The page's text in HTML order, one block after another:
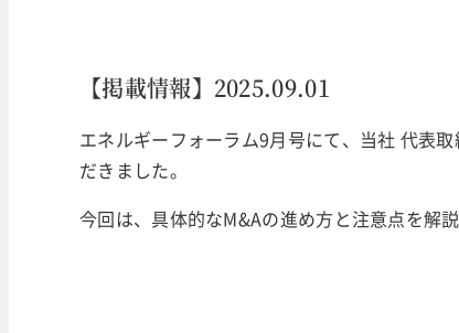
【掲載情報】2025.09.01
エネルギーフォーラム9月号にて、当社 代表
だきました。
今回は、具体的なM&Aの進め方と注意点を解説